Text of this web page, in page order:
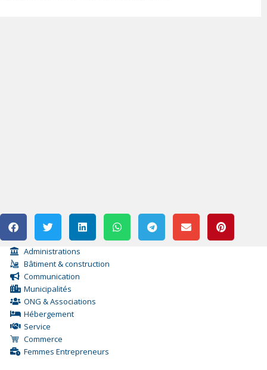
Administrations
Bâtiment & construction
Communication
Municipalités
ONG & Associations
Hébergement
Service
Commerce
Femmes Entrepreneurs